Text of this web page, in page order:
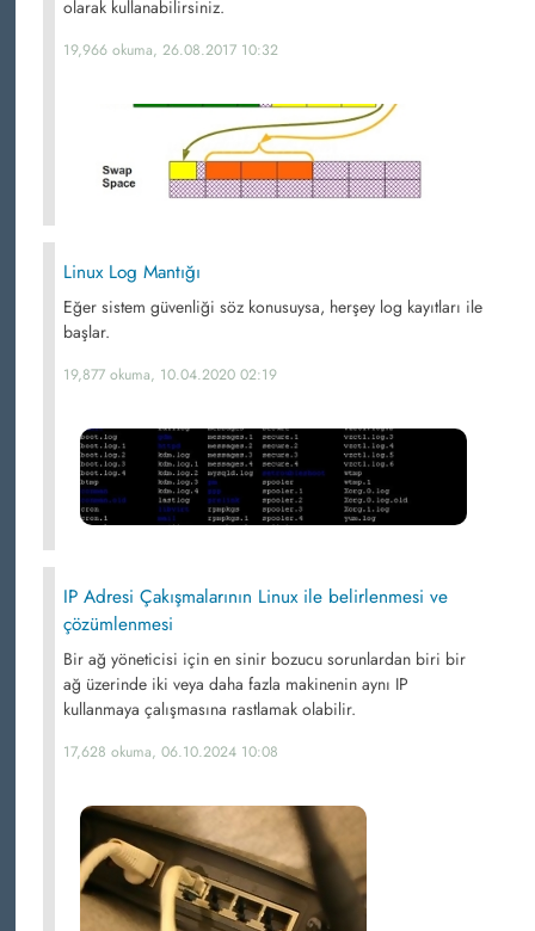
olarak kullanabilirsiniz.
19,966 okuma, 26.08.2017 10:32
Linux Log Mantığı
Eğer sistem güvenliği söz konusuysa, herşey log kayıtları ile
başlar.
19,877 okuma, 10.04.2020 02:19
IP Adresi Çakışmalarının Linux ile belirlenmesi ve
çözümlenmesi
Bir ağ yöneticisi için en sinir bozucu sorunlardan biri bir
ağ üzerinde iki veya daha fazla makinenin aynı IP
kullanmaya çalışmasına rastlamak olabilir.
17,628 okuma, 06.10.2024 10:08